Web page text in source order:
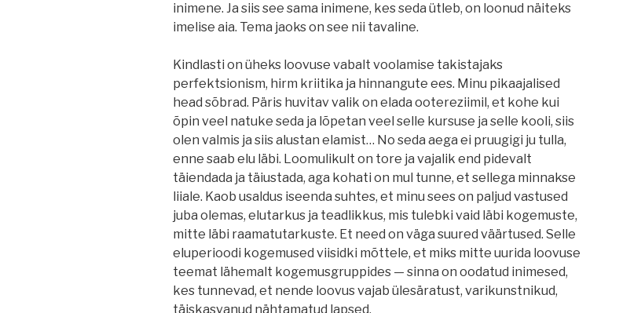
inimene. Ja siis see sama inimene, kes seda ütleb, on loonud näiteks
imelise aia. Tema jaoks on see nii tavaline.
Kindlasti on üheks loovuse vabalt voolamise takistajaks
perfektsionism, hirm kriitika ja hinnangute ees. Minu pikaajalised
head sõbrad. Päris huvitav valik on elada ootereziimil, et kohe kui
õpin veel natuke seda ja lõpetan veel selle kursuse ja selle kooli, siis
olen valmis ja siis alustan elamist… No seda aega ei pruugigi ju tulla,
enne saab elu läbi. Loomulikult on tore ja vajalik end pidevalt
täiendada ja täiustada, aga kohati on mul tunne, et sellega minnakse
liiale. Kaob usaldus iseenda suhtes, et minu sees on paljud vastused
juba olemas, elutarkus ja teadlikkus, mis tulebki vaid läbi kogemuste,
mitte läbi raamatutarkuste. Et need on väga suured väärtused. Selle
eluperioodi kogemused viisidki mõttele, et miks mitte uurida loovuse
teemat lähemalt kogemusgruppides — sinna on oodatud inimesed,
kes tunnevad, et nende loovus vajab ülesäratust, varikunstnikud,
täiskasvanud nähtamatud lapsed.